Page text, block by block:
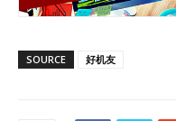
SOURCE 好机友